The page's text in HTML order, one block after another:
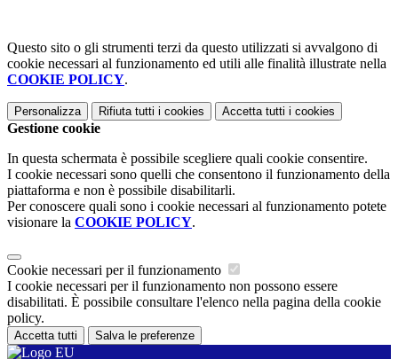
Questo sito o gli strumenti terzi da questo utilizzati si avvalgono di
cookie necessari al funzionamento ed utili alle finalità illustrate nella
COOKIE POLICY.
Personalizza Rifiuta tutti i cookies Accetta tutti i cookies
Gestione cookie
In questa schermata è possibile scegliere quali cookie consentire.
I cookie necessari sono quelli che consentono il funzionamento della
piattaforma e non è possibile disabilitarli.
Per conoscere quali sono i cookie necessari al funzionamento potete
visionare la COOKIE POLICY.
Cookie necessari per il funzionamento
I cookie necessari per il funzionamento non possono essere
disabilitati. È possibile consultare l'elenco nella pagina della cookie
policy.
Accetta tutti Salva le preferenze